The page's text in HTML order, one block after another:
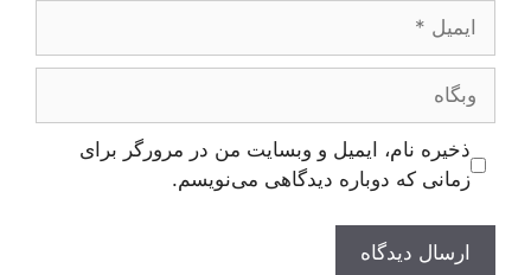
ایمیل
وبگاه
ذخیره نام، ایمیل و وبسایت من در مرورگر برای
زمانی که دوباره دیدگاهی می‌نویسم.